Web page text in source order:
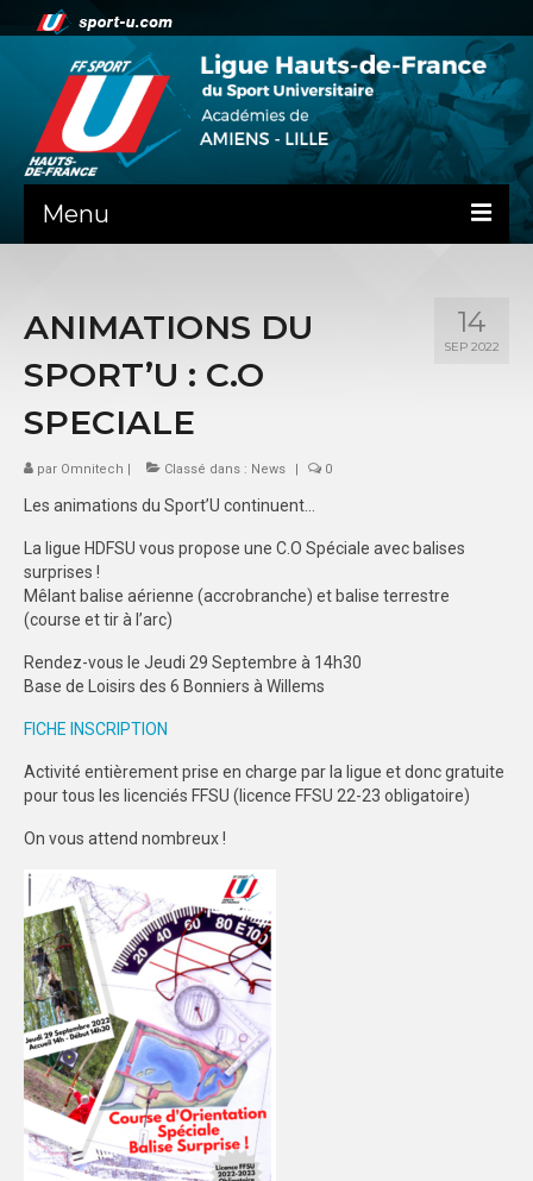
Menu
PRÉSENTATION
ADMINISTRATIF
SPORTS CO
FEUILLES DE MATCH
SPORTS IND
FORMATION
COMMUNICATION
CHAMPIONNATS DE FRANCE
PHOTOTHÈQUE
AMIENS
LOGOTHÈQUE
AFFICHES
PALMARÈS
PARTENAIRES
14
SEP 2022
ANIMATIONS DU
SPORT’U : C.O
SPECIALE
par Omnitech | Classé dans : News | 0
Les animations du Sport’U continuent…
La ligue HDFSU vous propose une C.O Spéciale avec balises
surprises !
Mêlant balise aérienne (accrobranche) et balise terrestre
(course et tir à l’arc)
Rendez-vous le Jeudi 29 Septembre à 14h30
Base de Loisirs des 6 Bonniers à Willems
FICHE INSCRIPTION
Activité entièrement prise en charge par la ligue et donc gratuite
pour tous les licenciés FFSU (licence FFSU 22-23 obligatoire)
On vous attend nombreux !